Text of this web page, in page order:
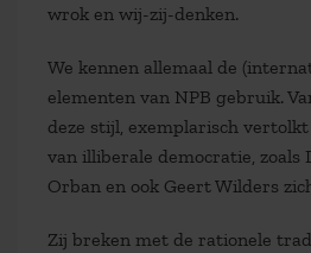
wrok en wij-zij-denken.
We kennen allemaal de
elementen van NPB gebruik.
deze stijl, exemplarisch
van illiberale democratie, zoals
Orban en ook Geert Wilders
Zij breken met de rationele